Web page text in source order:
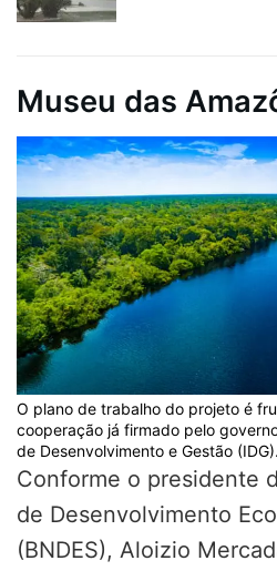
Museu das
O plano de trabalho do projeto é
cooperação já firmado pelo
de Desenvolvimento e Gestão
Conforme o presidente
de Desenvolvimento
(BNDES), Aloizio